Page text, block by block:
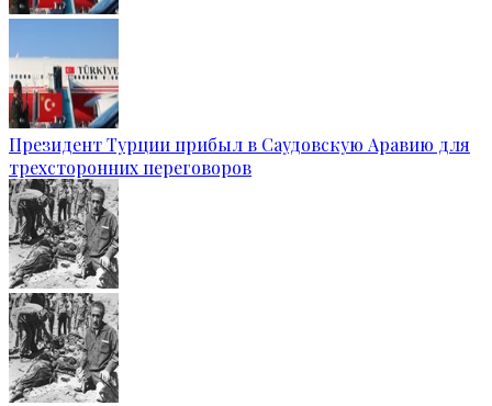
Президент Турции прибыл в Саудовскую Аравию для
трехсторонних переговоров